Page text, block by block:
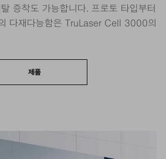
증착도 가능합니다. 프로토 타입부터
다재다능함은 TruLaser Cell 3000의
제품